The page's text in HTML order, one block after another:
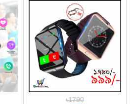
৳1790